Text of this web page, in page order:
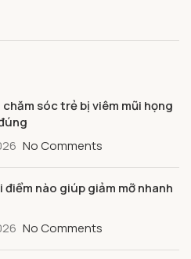
chăm sóc trẻ bị viêm mũi họng
No Comments
nào giúp giảm mỡ nhanh
No Comments